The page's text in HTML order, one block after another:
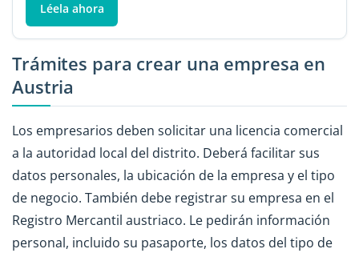
Léela ahora
Trámites para crear una empresa en
Austria
Los empresarios deben solicitar una licencia comercial
a la autoridad local del distrito. Deberá facilitar sus
datos personales, la ubicación de la empresa y el tipo
de negocio. También debe registrar su empresa en el
Registro Mercantil austriaco. Le pedirán información
personal, incluido su pasaporte, los datos del tipo de